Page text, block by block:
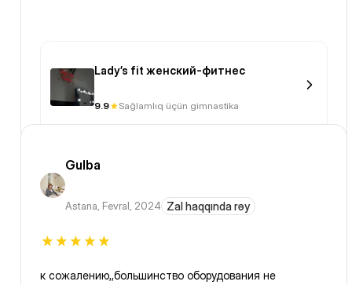
Lady’s fit женский-фитнес
9.9 Sağlamlıq üçün gimnastika
Gulba
Astana, Fevral, 2024 Zal haqqında rəy
к сожалению,,большинство оборудования не